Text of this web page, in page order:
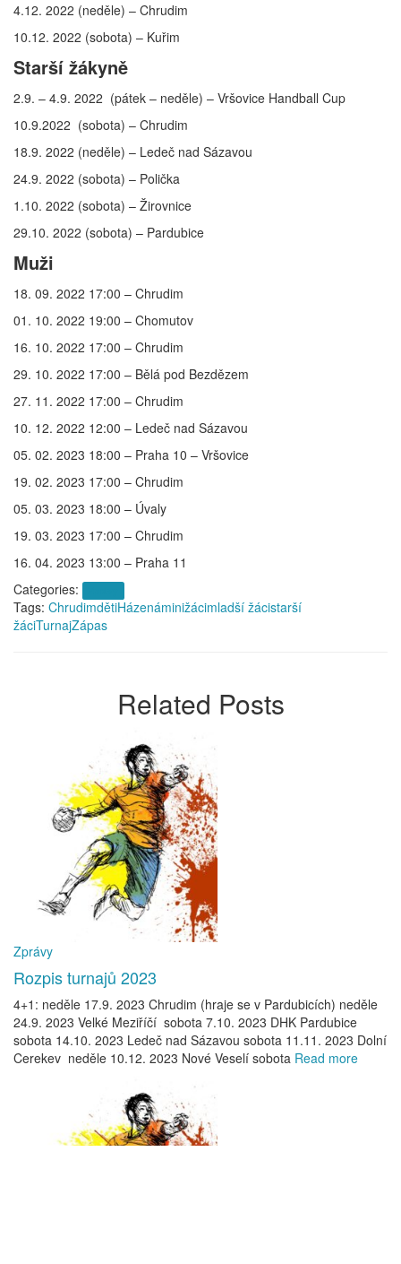
4.12. 2022 (neděle) – Chrudim
10.12. 2022 (sobota) – Kuřim
Starší žákyně
2.9. – 4.9. 2022 (pátek – neděle) – Vršovice Handball Cup
10.9.2022 (sobota) – Chrudim
18.9. 2022 (neděle) – Ledeč nad Sázavou
24.9. 2022 (sobota) – Polička
1.10. 2022 (sobota) – Žirovnice
29.10. 2022 (sobota) – Pardubice
Muži
18. 09. 2022 17:00 – Chrudim
01. 10. 2022 19:00 – Chomutov
16. 10. 2022 17:00 – Chrudim
29. 10. 2022 17:00 – Bělá pod Bezdězem
27. 11. 2022 17:00 – Chrudim
10. 12. 2022 12:00 – Ledeč nad Sázavou
05. 02. 2023 18:00 – Praha 10 – Vršovice
19. 02. 2023 17:00 – Chrudim
05. 03. 2023 18:00 – Úvaly
19. 03. 2023 17:00 – Chrudim
16. 04. 2023 13:00 – Praha 11
Categories:
Tags: ChrudimdětiHázenáminižácimladší žácistarší
žáciTurnajZápas
Related Posts
Zprávy
Rozpis turnajů 2023
4+1: neděle 17.9. 2023 Chrudim (hraje se v Pardubicích) neděle
24.9. 2023 Velké Meziříčí sobota 7.10. 2023 DHK Pardubice
sobota 14.10. 2023 Ledeč nad Sázavou sobota 11.11. 2023 Dolní
Cerekev neděle 10.12. 2023 Nové Veselí sobota Read more